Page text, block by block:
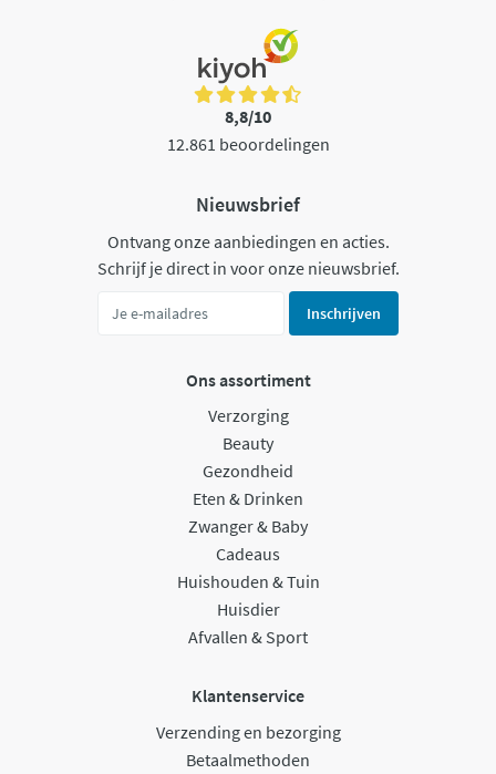
8,8/10
12.861 beoordelingen
Nieuwsbrief
Ontvang onze aanbiedingen en acties.
Schrijf je direct in voor onze nieuwsbrief.
Inschrijven
Ons assortiment
Verzorging
Beauty
Gezondheid
Eten & Drinken
Zwanger & Baby
Cadeaus
Huishouden & Tuin
Huisdier
Afvallen & Sport
Klantenservice
Verzending en bezorging
Betaalmethoden